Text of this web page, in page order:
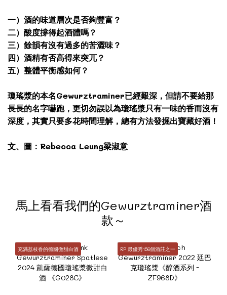
一）酒的味道層次是否夠豐富？
二）酸度撐得起酒體嗎？
三）餘韻有沒有過多的苦澀味？
四）酒精有否高得來突兀？
五）整體平衡感如何？
瓊瑤漿的本名Gewurztraminer已經艱深，但請不要給那
長長的名字嚇跑，更切勿誤以為瓊瑤漿只有一味的香而沒有
深度，其實只要多花時間理解，總有方法發掘出寶藏好酒！
文、圖：Rebecca Leung梁淑意
馬上看看我們的Gewurztraminer酒
款～
充滿荔枝香的德國微甜白酒 RP 最優秀156個酒莊之一